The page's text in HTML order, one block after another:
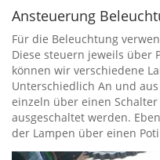
Ansteuerung
Für die Beleuchtung
Diese steuern jeweils über
können wir verschiedene
Unterschiedlich An und
einzeln über einen
ausgeschaltet werden.
der Lampen über einen